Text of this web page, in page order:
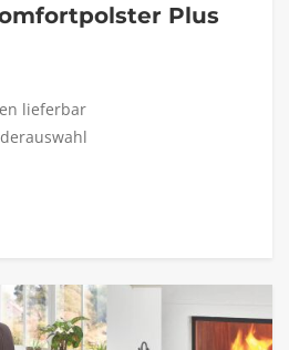
Plus
lieferbar